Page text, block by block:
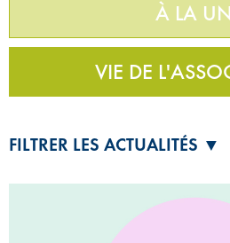
À LA
VIE DE
FILTRER LES ACTUALITÉS ▼